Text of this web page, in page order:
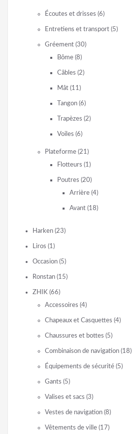
Écoutes et drisses (6)
Entretiens et transport (5)
Gréement (30)
Bôme (8)
Câbles (2)
Mât (11)
Tangon (6)
Trapèzes (2)
Voiles (6)
Plateforme (21)
Flotteurs (1)
Poutres (20)
Arrière (4)
Avant (18)
Harken (23)
Liros (1)
Occasion (5)
Ronstan (15)
ZHIK (66)
Accessoires (4)
Chapeaux et Casquettes (4)
Chaussures et bottes (5)
Combinaison de navigation (18)
Équipements de sécurité (5)
Gants (5)
Valises et sacs (3)
Vestes de navigation (8)
Vêtements de ville (17)